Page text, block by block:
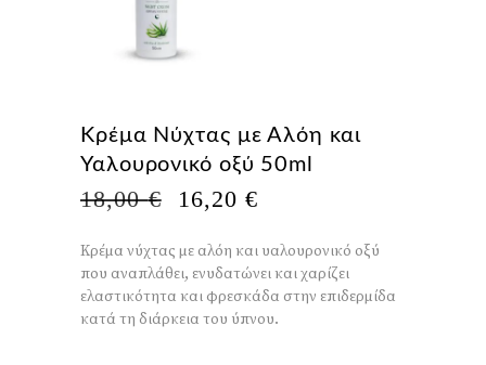
Κρέμα Νύχτας με Αλόη και
Υαλουρονικό οξύ 50ml
18,00€
Η
ΤΙΜΉ
ΕΊΝΑΙ:
18,00 €.
16,20€
ΤΙΜΉ
ΕΊΝΑΙ:
16,20 €.
Κρέμα νύχτας με αλόη και υαλουρονικό οξύ
που αναπλάθει, ενυδατώνει και χαρίζει
ελαστικότητα και φρεσκάδα στην επιδερμίδα
κατά τη διάρκεια του ύπνου.